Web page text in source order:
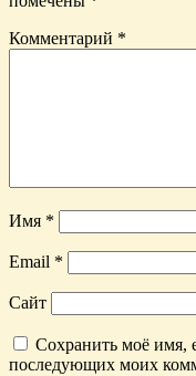
Комментарий *
Имя *
Email *
Сайт
Сохранить моё имя,
последующих моих